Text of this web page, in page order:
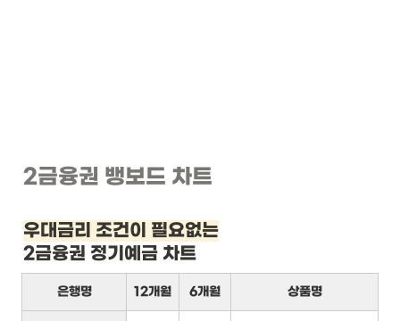
2금융권 뱅보드 차트
우대금리 조건이 필요없는
2금융권 정기예금 차트
은행명 12개월 6개월 상품명